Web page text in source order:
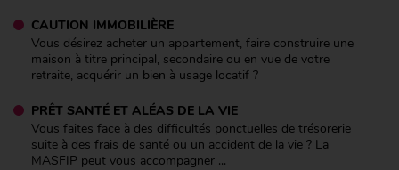
CAUTION IMMOBILIÈRE
Vous désirez acheter un appartement, faire construire une
maison à titre principal, secondaire ou en vue de votre
retraite, acquérir un bien à usage locatif ?
PRÊT SANTÉ ET ALÉAS DE LA VIE
Vous faites face à des difficultés ponctuelles de trésorerie
suite à des frais de santé ou un accident de la vie ? La
MASFIP peut vous accompagner ...